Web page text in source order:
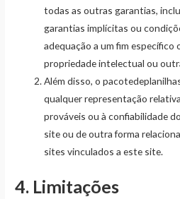
todas as outras garantias,
garantias implícitas ou
adequação a um fim específico
propriedade intelectual ou
Além disso, o
qualquer representação
prováveis ​​ou à confiabilidade
site ou de outra forma
sites vinculados a este site.
4. Limitações